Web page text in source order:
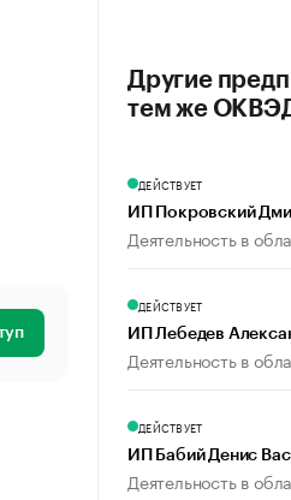
Другие
тем же
ДЕЙСТВУЕТ
ИП Покровский
Деятельность в
ДЕЙСТВУЕТ
ИП Лебедев
Деятельность в
ДЕЙСТВУЕТ
ИП Бабий Денис
Деятельность в